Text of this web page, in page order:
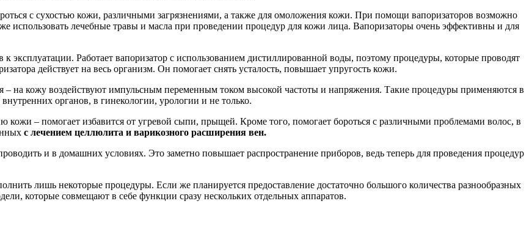
с сухостью кожи, различными загрязнениями, а также для омоложения кожи. При помощи вапоризаторов возможно
использовать лечебные травы и масла при проведении процедур для кожи лица. Вапоризаторы очень эффективны и для
эксплуатации. Работает вапоризатор с использованием дистиллированной воды, поэтому процедуры, которые проводят
действует на весь организм. Он помогает снять усталость, повышает упругость кожи.
– на кожу воздействуют импульсным переменным током высокой частоты и напряжения. Такие процедуры применяются в
органов, в гинекологии, урологии и не только.
– помогает избавится от угревой сыпи, прыщей. Кроме того, помогает бороться с различными проблемами волос, в
с лечением целлюлита и варикозного расширения вен.
и в домашних условиях. Это заметно повышает распространение приборов, ведь теперь для проведения процедур
лишь некоторые процедуры. Если же планируется предоставление достаточно большого количества разнообразных
которые совмещают в себе функции сразу нескольких отдельных аппаратов.